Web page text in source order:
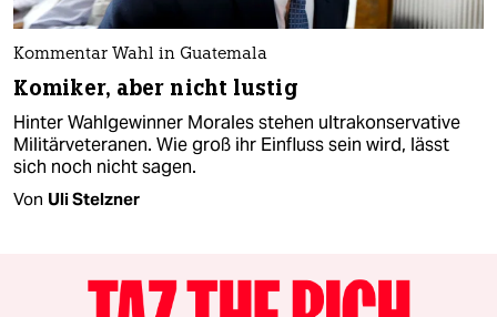
Kommentar Wahl in Guatemala
Komiker, aber nicht lustig
Hinter Wahlgewinner Morales stehen ultrakonservative
Militärveteranen. Wie groß ihr Einfluss sein wird, lässt
sich noch nicht sagen.
Von Uli Stelzner